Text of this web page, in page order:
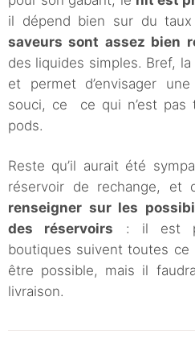
il dépend bien sur du
saveurs sont assez bien
des liquides simples. Bref,
et permet d’envisager
souci, ce ce qui n’est pas
pods.
Reste qu’il aurait été
réservoir de rechange, et
renseigner sur les
des réservoirs : il est
boutiques suivent toutes
être possible, mais il
livraison.